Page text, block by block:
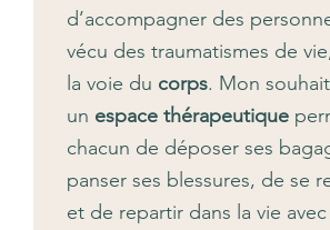
d’accompagner des
vécu des traumatismes de
la voie du corps. Mon
un espace thérapeutique
chacun de déposer ses
panser ses blessures, de se
et de repartir dans la vie